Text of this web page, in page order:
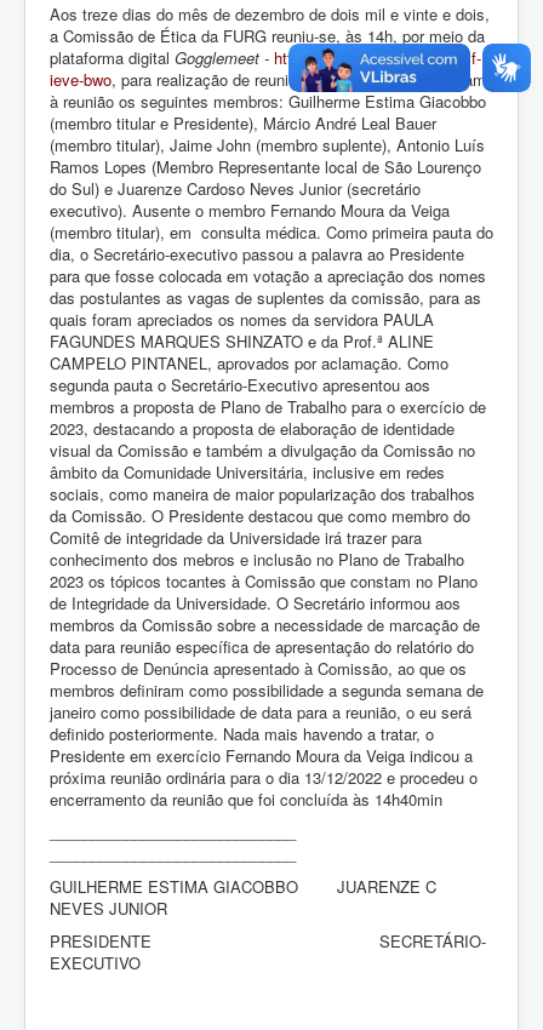
Aos treze dias do mês de dezembro de dois mil e vinte e dois,
a Comissão de Ética da FURG reuniu-se, às 14h, por meio da
plataforma digital Gogglemeet - https://meet.google.com/xmf-
ieve-bwo, para realização de reunião ordinária. Compareceram
à reunião os seguintes membros: Guilherme Estima Giacobbo
(membro titular e Presidente), Márcio André Leal Bauer
(membro titular), Jaime John (membro suplente), Antonio Luís
Ramos Lopes (Membro Representante local de São Lourenço
do Sul) e Juarenze Cardoso Neves Junior (secretário
executivo). Ausente o membro Fernando Moura da Veiga
(membro titular), em consulta médica. Como primeira pauta do
dia, o Secretário-executivo passou a palavra ao Presidente
para que fosse colocada em votação a apreciação dos nomes
das postulantes as vagas de suplentes da comissão, para as
quais foram apreciados os nomes da servidora PAULA
FAGUNDES MARQUES SHINZATO e da Prof.ª ALINE
CAMPELO PINTANEL, aprovados por aclamação. Como
segunda pauta o Secretário-Executivo apresentou aos
membros a proposta de Plano de Trabalho para o exercício de
2023, destacando a proposta de elaboração de identidade
visual da Comissão e também a divulgação da Comissão no
âmbito da Comunidade Universitária, inclusive em redes
sociais, como maneira de maior popularização dos trabalhos
da Comissão. O Presidente destacou que como membro do
Comitê de integridade da Universidade irá trazer para
conhecimento dos mebros e inclusão no Plano de Trabalho
2023 os tópicos tocantes à Comissão que constam no Plano
de Integridade da Universidade. O Secretário informou aos
membros da Comissão sobre a necessidade de marcação de
data para reunião específica de apresentação do relatório do
Processo de Denúncia apresentado à Comissão, ao que os
membros definiram como possibilidade a segunda semana de
janeiro como possibilidade de data para a reunião, o eu será
definido posteriormente. Nada mais havendo a tratar, o
Presidente em exercício Fernando Moura da Veiga indicou a
próxima reunião ordinária para o dia 13/12/2022 e procedeu o
encerramento da reunião que foi concluída às 14h40min
GUILHERME ESTIMA GIACOBBO JUARENZE C
NEVES JUNIOR
PRESIDENTE SECRETÁRIO-
EXECUTIVO